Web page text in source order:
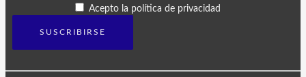
Acepto la política de privacidad